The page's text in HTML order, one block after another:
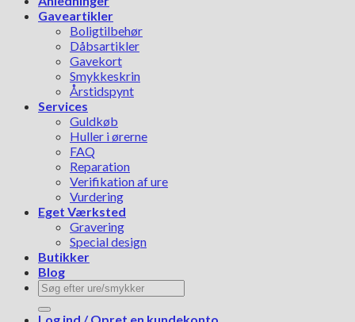
Gaveartikler
Boligtilbehør
Dåbsartikler
Gavekort
Smykkeskrin
Årstidspynt
Services
Guldkøb
Huller i ørerne
FAQ
Reparation
Verifikation af ure
Vurdering
Eget Værksted
Gravering
Special design
Butikker
Blog
Søg
efter: